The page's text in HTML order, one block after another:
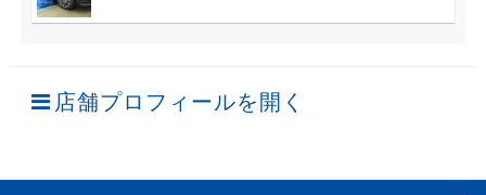
店舗プロフィールを開く